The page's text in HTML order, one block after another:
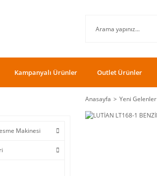
Kampanyalı Ürünler Outlet Ürünler
Makinesi
Anasayfa Yeni Gelenler